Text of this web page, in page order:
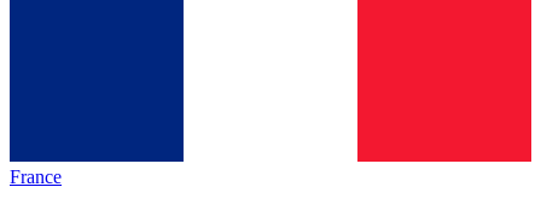
France